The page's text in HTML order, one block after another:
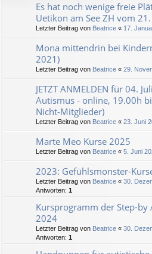
Es hat noch wenige freie
Uetikon am See ZH vom
Letzter Beitrag von Beatrice « 17.
Mona mittendrin bei
2021)
Letzter Beitrag von Beatrice « 29.
JETZT ANMELDEN für 04.
Autismus - online, 19.00h
Nicht-Mitglieder)
Letzter Beitrag von Beatrice « 23. Juni
Marte Meo Kurse 2025
Letzter Beitrag von Beatrice « 5. Juni
2023: Gefühlsmonster-
Letzter Beitrag von Beatrice « 30.
Antworten: 1
Kursprogramm der Step-
2024
Letzter Beitrag von Beatrice « 30.
Antworten: 1